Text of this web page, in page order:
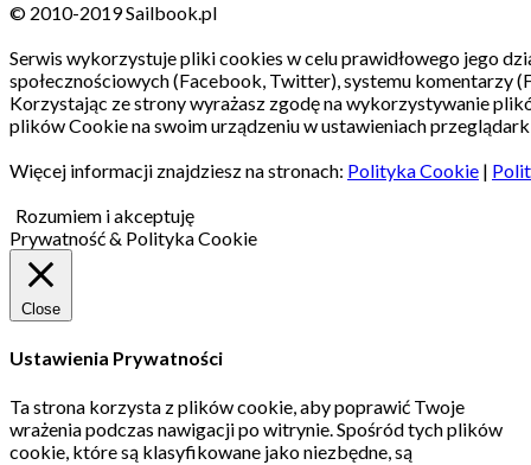
© 2010-2019 Sailbook.pl
Serwis wykorzystuje pliki cookies w celu prawidłowego jego
społecznościowych (Facebook, Twitter), systemu komentarzy
Korzystając ze strony wyrażasz zgodę na wykorzystywanie
plików Cookie na swoim urządzeniu w ustawieniach
Więcej informacji znajdziesz na stronach: Polityka Cookie |
Rozumiem i akceptuję
Prywatność & Polityka Cookie
Close
Ustawienia Prywatności
Ta strona korzysta z plików cookie, aby poprawić Twoje
wrażenia podczas nawigacji po witrynie. Spośród tych plików
cookie, które są klasyfikowane jako niezbędne, są